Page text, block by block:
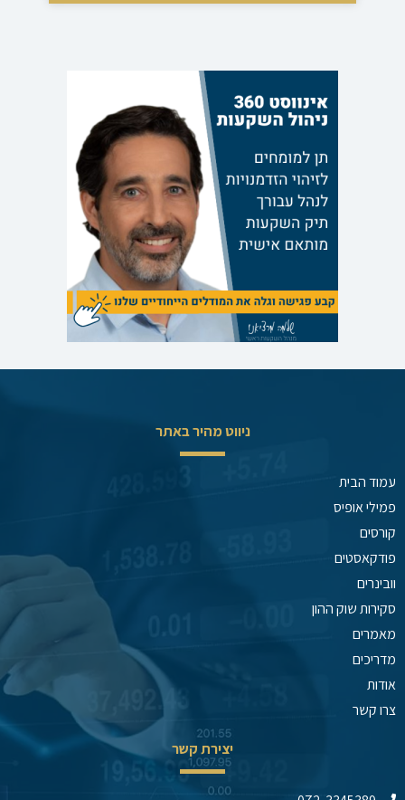
ניווט מהיר באתר
עמוד הבית
פמילי אופיס
קורסים
פודקאסטים
וובינרים
סקירות שוק ההון
מאמרים
מדריכים
אודות
צרו קשר
יצירת קשר